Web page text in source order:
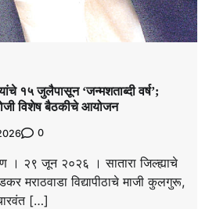
१५ जुलैपासून ‘जन्मशताब्दी वर्ष’;
विशेष बैठकीचे आयोजन
0
। २९ जून २०२६ । सातारा जिल्ह्याचे
मराठवाडा विद्यापीठाचे माजी कुलगुरू,
[…]